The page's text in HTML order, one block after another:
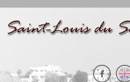
Panneau de gestion des